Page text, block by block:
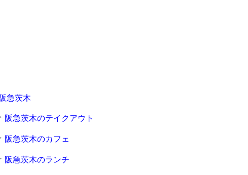
阪急茨木
阪急茨木のテイクアウト
阪急茨木のカフェ
阪急茨木のランチ